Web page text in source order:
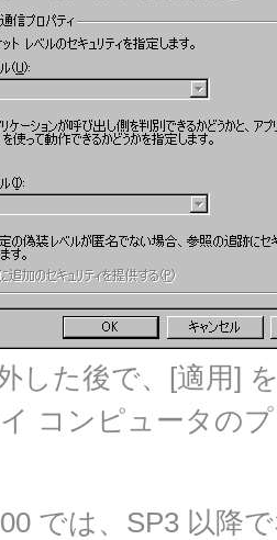
した後で、[適用]
コンピュータの
では、SP3 以降